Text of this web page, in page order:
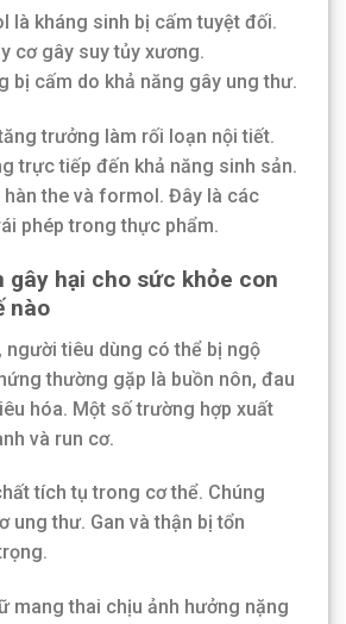
là kháng sinh bị cấm tuyệt đối.
cơ gây suy tủy xương.
bị cấm do khả năng gây ung thư.
trưởng làm rối loạn nội tiết.
trực tiếp đến khả năng sinh sản.
hàn the và formol. Đây là các
phép trong thực phẩm.
gây hại cho sức khỏe con
nào
người tiêu dùng có thể bị ngộ
thường gặp là buồn nôn, đau
hóa. Một số trường hợp xuất
và run cơ.
tích tụ trong cơ thể. Chúng
ung thư. Gan và thận bị tổn
mang thai chịu ảnh hưởng nặng